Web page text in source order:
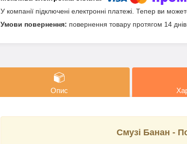
У компанії підключені електронні платежі. Тепер ви
повернення товару протягом 14 днів
Опис
Смузі Банан -